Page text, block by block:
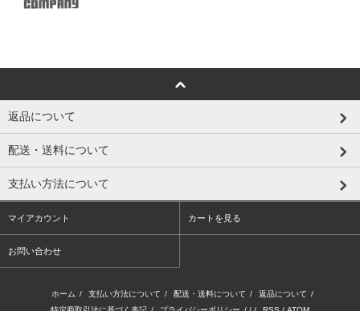
返品について
配送・送料について
支払い方法について
マイアカウント カートを見る
お問い合わせ
ホーム / 支払い方法について / 配送・送料について / 返品について /